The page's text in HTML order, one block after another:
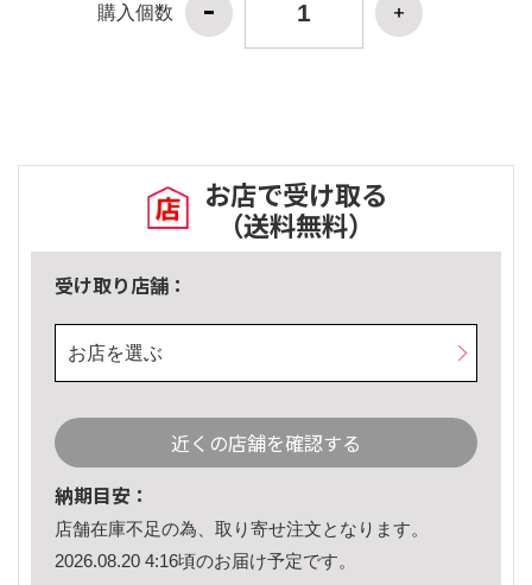
購入個数
お店で受け取る
（送料無料）
受け取り店舗：
お店を選ぶ
近くの店舗を確認する
納期目安：
店舗在庫不足の為、取り寄せ注文となります。
2026.08.20 4:16頃のお届け予定です。